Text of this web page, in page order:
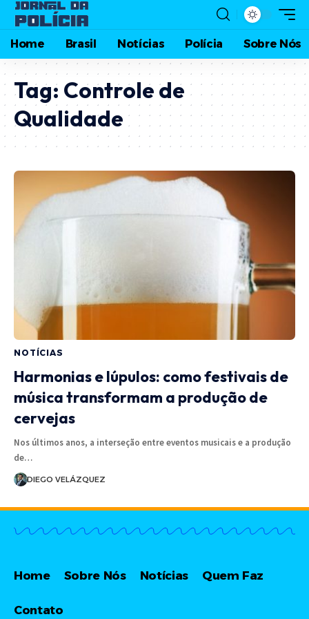
Home Brasil Notícias Polícia Sobre Nós
Tag: Controle de
Qualidade
NOTÍCIAS
Harmonias e lúpulos: como festivais de
música transformam a produção de
cervejas
Nos últimos anos, a interseção entre eventos musicais e a produção
de…
DIEGO VELÁZQUEZ
Home Sobre Nós Notícias Quem Faz
Contato